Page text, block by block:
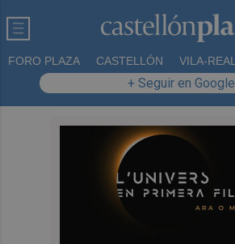
FORO PLAZA CASTELLÓN VILA-REAL
+ Seguir en Google